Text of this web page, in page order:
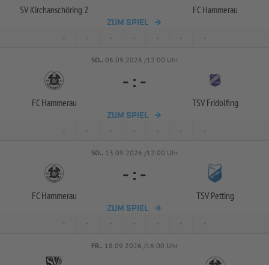
SV Kirchanschöring 2 FC Hammerau
ZUM SPIEL
- - - - - - -
SO.. 06.09.2026 /12:00 Uhr
FC Hammerau
- : -
TSV Fridolfing
ZUM SPIEL
- - - - - - -
SO.. 13.09.2026 /12:00 Uhr
FC Hammerau
- : -
TSV Petting
ZUM SPIEL
- - - - - - -
FR.. 18.09.2026 /16:00 Uhr